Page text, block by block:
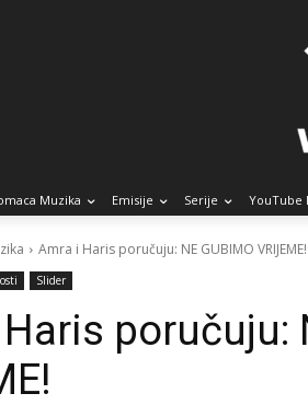
Muzika Emisije Serije YouTube
Amra i Haris poručuju: NE GUBIMO VRIJEME!
Slider
poručuju: